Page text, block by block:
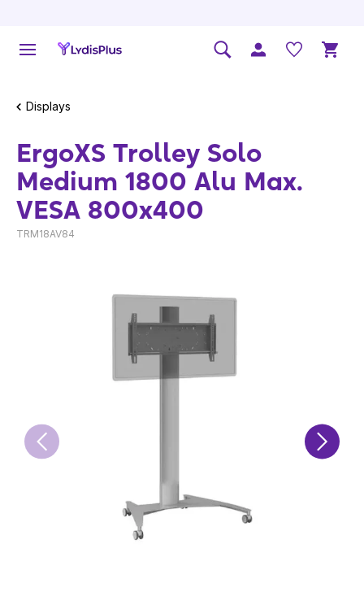
Displays
ErgoXS Trolley Solo
Medium 1800 Alu Max.
VESA 800x400
TRM18AV84